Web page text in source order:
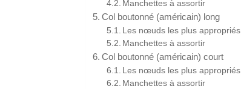
Manchettes à assortir
Col boutonné (américain) long
Les nœuds les plus appropriés
Manchettes à assortir
Col boutonné (américain) court
Les nœuds les plus appropriés
Manchettes à assortir